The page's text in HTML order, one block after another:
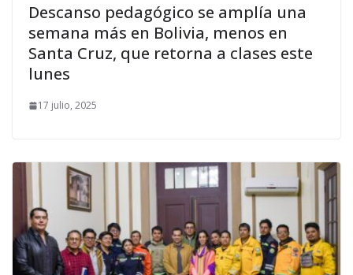
Descanso pedagógico se amplía una
semana más en Bolivia, menos en
Santa Cruz, que retorna a clases este
lunes
17 julio, 2025